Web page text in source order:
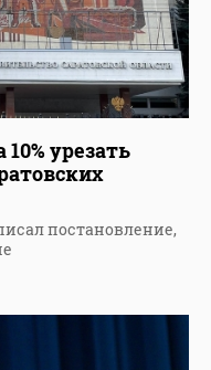
урезать
постановление,